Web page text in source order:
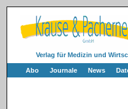
Verlag für Medizin und
Abo Journale News